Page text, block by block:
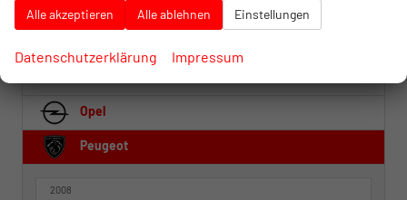
Mitsubishi
Opel
Peugeot
2008
Alle akzeptieren Alle ablehnen Einstellungen
Datenschutzerklärung Impressum